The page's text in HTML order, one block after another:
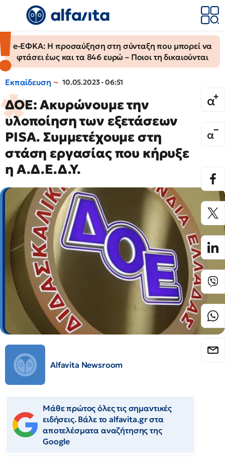
e-ΕΦΚΑ: Η προσαύξηση στη σύνταξη που μπορεί να
φτάσει έως και τα 846 ευρώ – Ποιοι τη δικαιούνται
Εκπαίδευση 10.05.2023 - 06:51
ΔΟΕ: Ακυρώνουμε την
υλοποίηση των εξετάσεων
PISA. Συμμετέχουμε στη
στάση εργασίας που κήρυξε
η Α.Δ.Ε.Δ.Υ.
Alfavita Newsroom
Μάθε πρώτος όλες τις σημαντικές
ειδήσεις. Βάλε το alfavita.gr στα
αποτελέσματα αναζήτησης της
Google